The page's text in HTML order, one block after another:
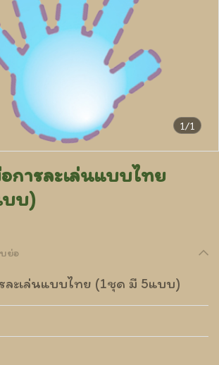
1/1
ารละเล่นแบบไทย
บ)
ย่อ
ะเล่นแบบไทย (1ชุด มี 5แบบ)